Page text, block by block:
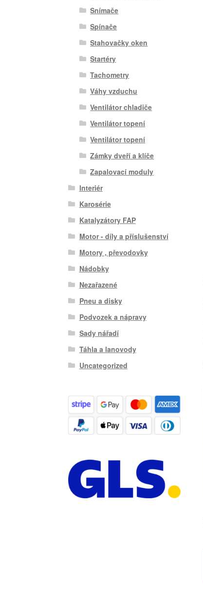
Snímače
Spínače
Stahovačky oken
Startéry
Tachometry
Váhy vzduchu
Ventilátor chladiče
Ventilátor topení
Ventilátor topení
Zámky dveří a klíče
Zapalovací moduly
Interiér
Karosérie
Katalyzátory FAP
Motor - díly a příslušenství
Motory , převodovky
Nádobky
Nezařazené
Pneu a disky
Podvozek a nápravy
Sady nářadí
Táhla a lanovody
Uncategorized